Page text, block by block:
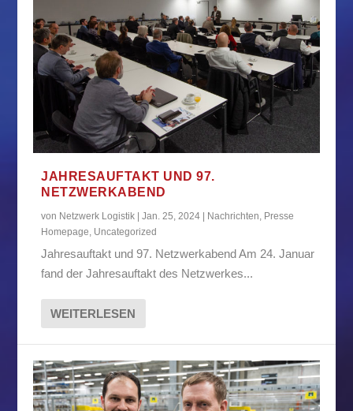
JAHRESAUFTAKT UND 97.
NETZWERKABEND
von Netzwerk Logistik |Jan. 25, 2024 Nachrichten, Presse
Homepage, Uncategorized
Jahresauftakt und 97. Netzwerkabend Am 24. Januar
fand der Jahresauftakt des Netzwerkes...
WEITERLESEN